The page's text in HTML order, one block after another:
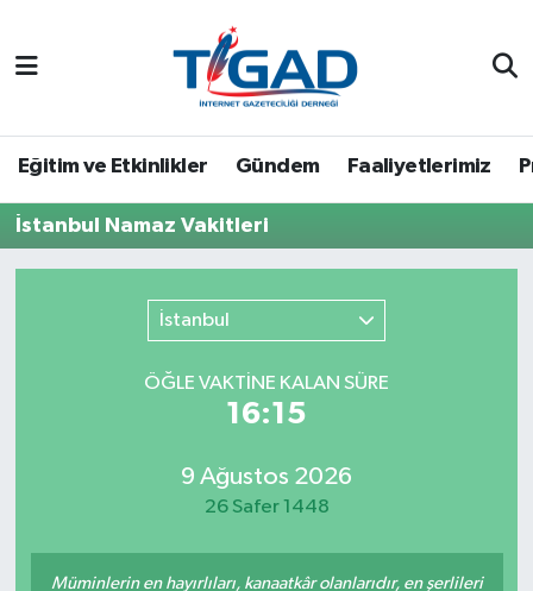
Eğitim ve Etkinlikler Gündem Faaliyetlerimiz
İstanbul Namaz Vakitleri
İstanbul
ÖĞLE VAKTİNE KALAN SÜRE
16:15
9 Ağustos 2026
26 Safer 1448
Müminlerin en hayırlıları, kanaatkâr olanlarıdır, en şerlileri
Nöbetçi Eczaneler
Trafik Durumu
Puan Durumu ve Fikstür
Tüm Manşetler